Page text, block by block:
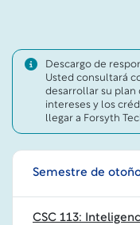
Descargo de
Usted consultará
desarrollar su plan
intereses y los
llegar a Forsyth
Semestre de
CSC 113: